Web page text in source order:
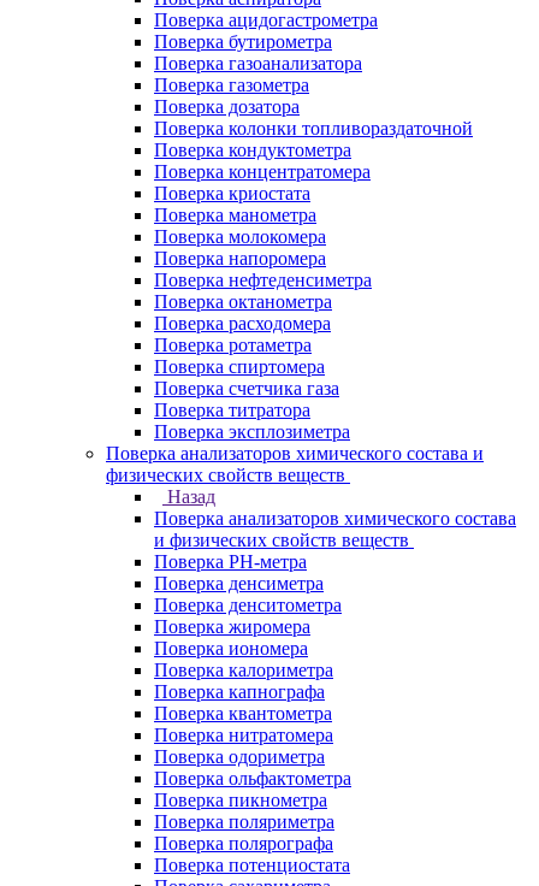
Поверка ацидогастрометра
Поверка бутирометра
Поверка газоанализатора
Поверка газометра
Поверка дозатора
Поверка колонки топливораздаточной
Поверка кондуктометра
Поверка концентратомера
Поверка криостата
Поверка манометра
Поверка молокомера
Поверка напоромера
Поверка нефтеденсиметра
Поверка октанометра
Поверка расходомера
Поверка ротаметра
Поверка спиртомера
Поверка счетчика газа
Поверка титратора
Поверка эксплозиметра
Поверка анализаторов химического состава и
физических свойств веществ
Назад
Поверка анализаторов химического состава
и физических свойств веществ
Поверка PH-метра
Поверка денсиметра
Поверка денситометра
Поверка жиромера
Поверка иономера
Поверка калориметра
Поверка капнографа
Поверка квантометра
Поверка нитратомера
Поверка одориметра
Поверка ольфактометра
Поверка пикнометра
Поверка поляриметра
Поверка полярографа
Поверка потенциостата